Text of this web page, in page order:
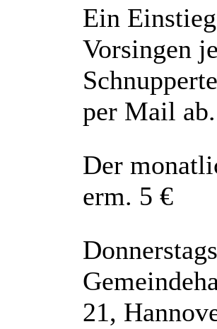
Ein
Vorsingen
per Mail ab.
Der
erm. 5 €
21,